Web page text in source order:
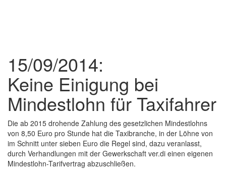
15/09/2014:
Keine Einigung bei
Mindestlohn für Taxifahrer
Die ab 2015 drohende Zahlung des gesetzlichen Mindestlohns
von 8,50 Euro pro Stunde hat die Taxibranche, in der Löhne von
im Schnitt unter sieben Euro die Regel sind, dazu veranlasst,
durch Verhandlungen mit der Gewerkschaft ver.di einen eigenen
Mindestlohn-Tarifvertrag abzuschließen.